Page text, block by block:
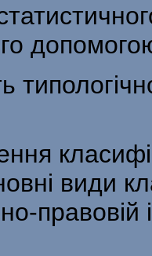
види
правовій